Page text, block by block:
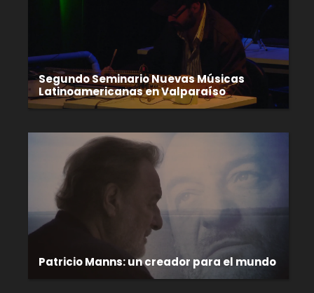
Segundo Seminario Nuevas Músicas
Latinoamericanas en Valparaíso
Patricio Manns: un creador para el mundo